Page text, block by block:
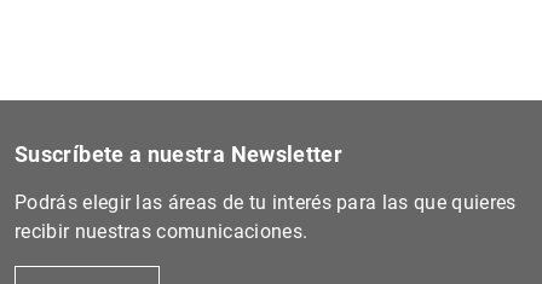
Suscríbete a nuestra Newsletter
Podrás elegir las áreas de tu interés para las que quieres
recibir nuestras comunicaciones.